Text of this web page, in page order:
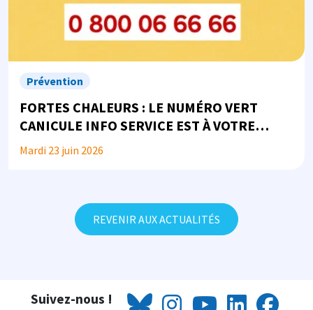
Prévention
FORTES CHALEURS : LE NUMÉRO VERT
CANICULE INFO SERVICE EST À VOTRE
DISPOSITION
Mardi 23 juin 2026
REVENIR AUX ACTUALITÉS
Suivez-nous !